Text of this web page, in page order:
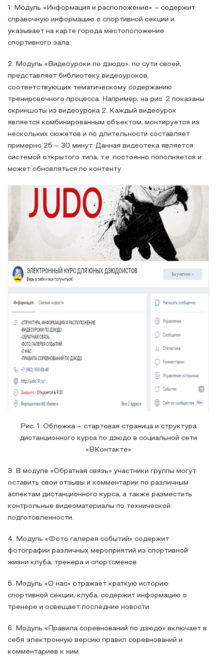
1. Модуль «Информация и расположение» – содержит
справочную информацию о спортивной секции и
указывает на карте города местоположение
спортивного зала.
2. Модуль «Видеоуроки по дзюдо», по сути своей,
представляет библиотеку видеоуроков,
соответствующих тематическому содержанию
тренировочного процесса. Например, на рис. 2 показаны
скриншоты из видеоурока 2. Каждый видеоурок
является комбинированным объектом, монтируется из
нескольких сюжетов и по длительности составляет
примерно 25 – 30 минут. Данная видеотека является
системой открытого типа, т.е. постоянно пополняется и
может обновляться по контенту.
Рис. 1. Обложка – стартовая страница и структура
дистанционного курса по дзюдо в социальной сети
«ВКонтакте»
3. В модуле «Обратная связь» участники группы могут
оставить свои отзывы и комментарии по различным
аспектам дистанционного курса, а также разместить
контрольные видеоматериалы по технической
подготовленности.
4. Модуль «Фото галерея событий» содержит
фотографии различных мероприятий из спортивной
жизни клуба, тренера и спортсменов.
5. Модуль «О нас» отражает краткую историю
спортивной секции, клуба, содержит информацию о
тренере и освещает последние новости.
6. Модуль «Правила соревнований по дзюдо» включает в
себя электронную версию правил соревнований и
комментариев к ним.